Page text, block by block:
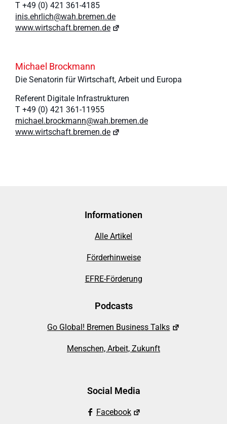
T +49 (0) 421 361-4185
inis.ehrlich@wah.bremen.de
www.wirtschaft.bremen.de
Michael Brockmann
Die Senatorin für Wirtschaft, Arbeit und Europa
Referent Digitale Infrastrukturen
T +49 (0) 421 361-11955
michael.brockmann@wah.bremen.de
www.wirtschaft.bremen.de
Informationen
Alle Artikel
Förderhinweise
EFRE-Förderung
Podcasts
Go Global! Bremen Business Talks
Menschen, Arbeit, Zukunft
Social Media
Facebook